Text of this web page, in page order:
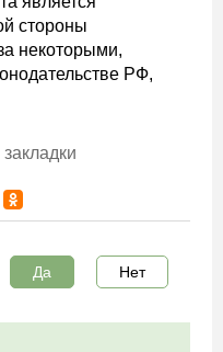
стороны
некоторыми,
РФ,
Да Нет